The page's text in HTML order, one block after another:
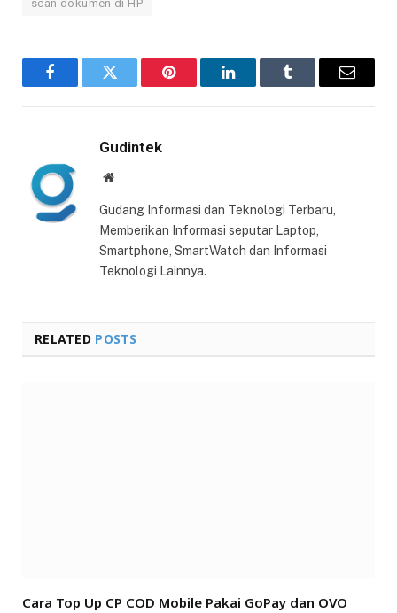
scan dokumen di HP
FacebookTwitter Pinterest LinkedInTumblr Email
Gudintek
Website
Gudang Informasi dan Teknologi Terbaru,
Memberikan Informasi seputar Laptop,
Smartphone, SmartWatch dan Informasi
Teknologi Lainnya.
RELATED POSTS
Cara Top Up CP COD Mobile Pakai GoPay dan OVO